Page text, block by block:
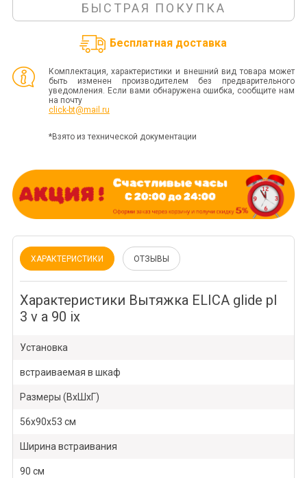
БЫСТРАЯ ПОКУПКА
Бесплатная доставка
Комплектация, характеристики и внешний вид товара может
быть изменен производителем без предварительного
уведомления. Если вами обнаружена ошибка, сообщите нам
на почту
click-bt@mail.ru
*Взято из технической документации
ХАРАКТЕРИСТИКИ ОТЗЫВЫ
Характеристики Вытяжка ELICA glide pl
3 v a 90 ix
Установка
встраиваемая в шкаф
Размеры (ВхШхГ)
56х90х53 см
Ширина встраивания
90 см